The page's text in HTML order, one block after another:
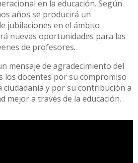
en la educación. Según
años se producirá un
jubilaciones en el ámbito
nuevas oportunidades para las
de profesores.
mensaje de agradecimiento del
los docentes por su compromiso
ciudadanía y por su contribución a
mejor a través de la educación.